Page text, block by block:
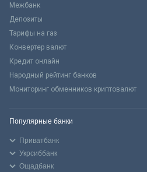
Межбанк
Депозиты
Тарифы на газ
Конвертер валют
Кредит онлайн
Народный рейтинг банков
Мониторинг обменников криптовалют
Популярные банки
Приватбанк
Укрсиббанк
Ощадбанк